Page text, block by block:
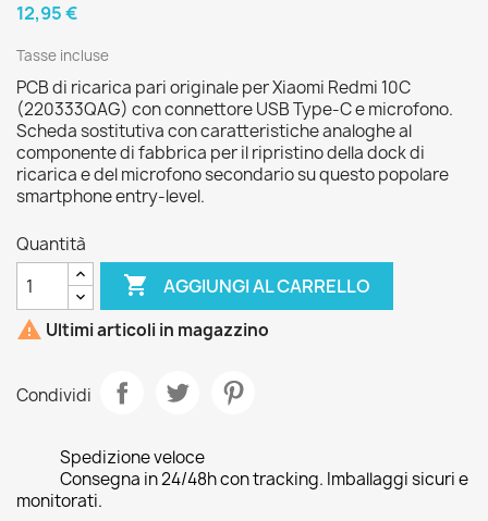
12,95 €
Tasse incluse
PCB di ricarica pari originale per Xiaomi Redmi 10C
(220333QAG) con connettore USB Type-C e microfono.
Scheda sostitutiva con caratteristiche analoghe al
componente di fabbrica per il ripristino della dock di
ricarica e del microfono secondario su questo popolare
smartphone entry-level.
Quantità
 AGGIUNGI AL CARRELLO
 Ultimi articoli in magazzino
Condividi
Spedizione veloce
Consegna in 24/48h con tracking. Imballaggi sicuri e
monitorati.